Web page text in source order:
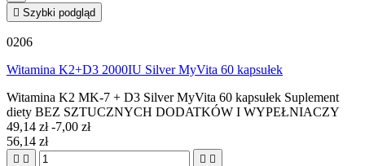
 Szybki podgląd
0206
Witamina K2+D3 2000IU Silver MyVita 60 kapsułek
Witamina K2 MK-7 + D3 Silver MyVita 60 kapsułek Suplement
diety BEZ SZTUCZNYCH DODATKÓW I WYPEŁNIACZY
49,14 zł-7,00 zł
56,14 zł
   